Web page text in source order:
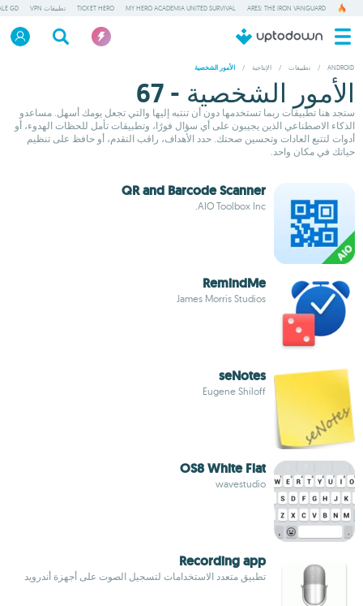
ARES: THE IRON VANGUARD
MY HERO ACADEMIA UNITED SURVIVAL
TICKET HERO تطبيقات VPN GD
ANDROID
/ تطبيقات / الإنتاجية / الأمور الشخصية
الأمور الشخصية - 67
ستجد هنا تطبيقات ربما تستخدمها دون أن تنتبه إليها والتي تجعل يومك أسهل. مساعدو
الذكاء الاصطناعي الذين يجيبون على أي سؤال فورًا، وتطبيقات تأمل للحظات الهدوء، أو
أدوات لتتبع العادات وتحسين صحتك. حدد الأهداف، راقب التقدم، أو حافظ على تنظيم
حياتك في مكان واحد.
QR and Barcode Scanner
AIO Toolbox Inc.
RemindMe
James Morris Studios
seNotes
Eugene Shiloff
OS8 White Flat
wavestudio
Recording app
تطبيق متعدد الاستخدامات لتسجيل الصوت على أجهزة أندرويد